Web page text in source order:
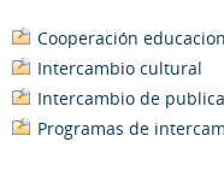
Cooperación
Intercambio cultural
Intercambio de
Programas de